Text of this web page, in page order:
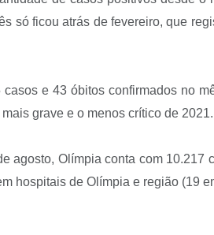
só ficou atrás de fevereiro, que
e 43 óbitos confirmados no
grave e o menos crítico de 2021.
agosto, Olímpia conta com 10.217
hospitais de Olímpia e região (19